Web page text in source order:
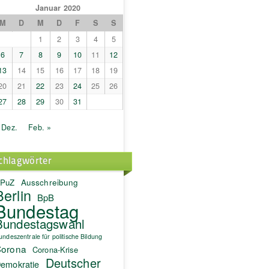
Januar 2020
M
D M D F S
S
1
2 3 4
5
6
7 8 9 10 11
12
14 15 16 17 18
19
21 22 23 24 25
26
28 29 30 31
Feb. »
Ausschreibung
BpB
für politische Bildung
Corona-Krise
Deutscher